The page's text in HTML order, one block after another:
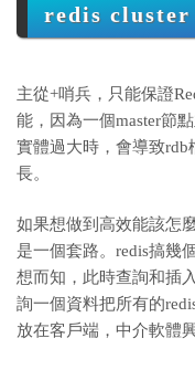
redis cluster
主從+哨兵，只能保證
能，因為一個master節
實體過大時，會導致rdb
長。
如果想做到高效能該怎
是一個套路。redis搞幾
想而知，此時查詢和插
詢一個資料把所有的
放在客戶端，中介軟體